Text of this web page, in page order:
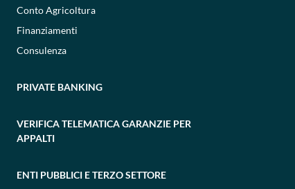
Conto Agricoltura
Finanziamenti
Consulenza
PRIVATE BANKING
VERIFICA TELEMATICA GARANZIE PER
APPALTI
ENTI PUBBLICI E TERZO SETTORE